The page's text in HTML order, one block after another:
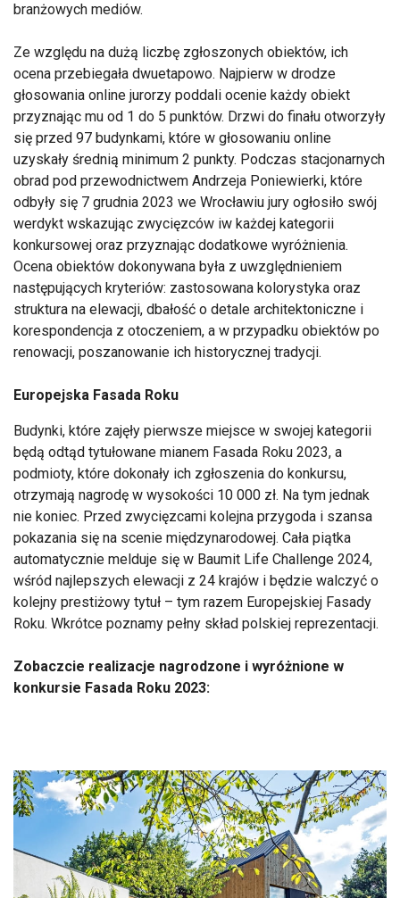
branżowych mediów.
Ze względu na dużą liczbę zgłoszonych obiektów, ich
ocena przebiegała dwuetapowo. Najpierw w drodze
głosowania online jurorzy poddali ocenie każdy obiekt
przyznając mu od 1 do 5 punktów. Drzwi do finału otworzyły
się przed 97 budynkami, które w głosowaniu online
uzyskały średnią minimum 2 punkty. Podczas stacjonarnych
obrad pod przewodnictwem Andrzeja Poniewierki, które
odbyły się 7 grudnia 2023 we Wrocławiu jury ogłosiło swój
werdykt wskazując zwycięzców iw każdej kategorii
konkursowej oraz przyznając dodatkowe wyróżnienia.
Ocena obiektów dokonywana była z uwzględnieniem
następujących kryteriów: zastosowana kolorystyka oraz
struktura na elewacji, dbałość o detale architektoniczne i
korespondencja z otoczeniem, a w przypadku obiektów po
renowacji, poszanowanie ich historycznej tradycji.
Europejska Fasada Roku
Budynki, które zajęły pierwsze miejsce w swojej kategorii
będą odtąd tytułowane mianem Fasada Roku 2023, a
podmioty, które dokonały ich zgłoszenia do konkursu,
otrzymają nagrodę w wysokości 10 000 zł. Na tym jednak
nie koniec. Przed zwycięzcami kolejna przygoda i szansa
pokazania się na scenie międzynarodowej. Cała piątka
automatycznie melduje się w Baumit Life Challenge 2024,
wśród najlepszych elewacji z 24 krajów i będzie walczyć o
kolejny prestiżowy tytuł – tym razem Europejskiej Fasady
Roku. Wkrótce poznamy pełny skład polskiej reprezentacji.
Zobaczcie realizacje nagrodzone i wyróżnione w
konkursie Fasada Roku 2023: